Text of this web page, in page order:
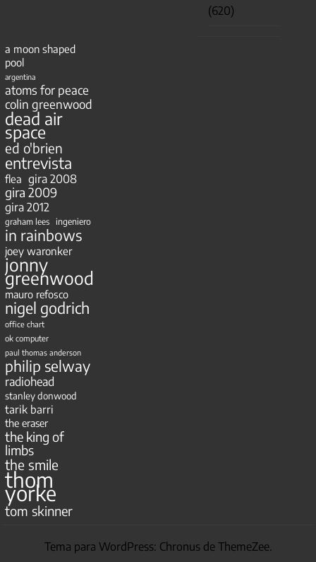
(620)
a moon shaped
pool
argentina
atoms for peace
colin greenwood
dead air
space
ed o'brien
entrevista
flea gira 2008
gira 2009
gira 2012
graham lees ingeniero
in rainbows
joey waronker
jonny
greenwood
mauro refosco
nigel godrich
office chart
ok computer
paul thomas anderson
philip selway
radiohead
stanley donwood
tarik barri
the eraser
the king of
limbs
the smile
thom
yorke
tom skinner
Tema para WordPress: Chronus de ThemeZee.